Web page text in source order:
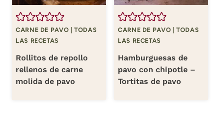
CARNE DE PAVO |TODAS
LAS RECETAS
Rollitos de repollo
rellenos de carne
molida de pavo
CARNE DE PAVO |TODAS
LAS RECETAS
Hamburguesas de
pavo con chipotle –
Tortitas de pavo